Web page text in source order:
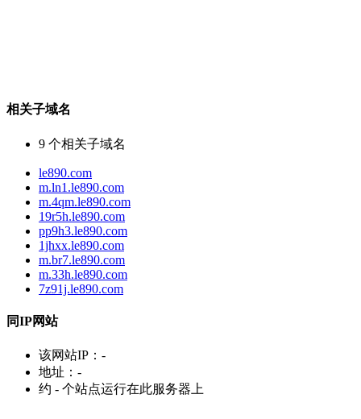
相关子域名
9 个相关子域名
le890.com
m.ln1.le890.com
m.4qm.le890.com
19r5h.le890.com
pp9h3.le890.com
1jhxx.le890.com
m.br7.le890.com
m.33h.le890.com
7z91j.le890.com
同IP网站
该网站IP： -
地址： -
约 - 个站点运行在此服务器上